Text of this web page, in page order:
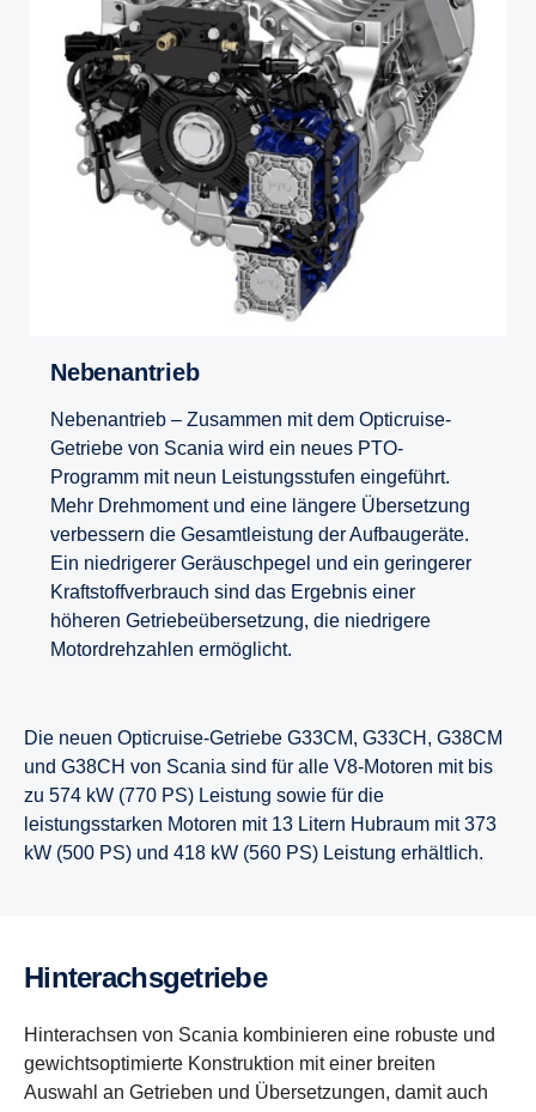
Nebenantrieb
Nebenantrieb – Zusammen mit dem Opticruise-
Getriebe von Scania wird ein neues PTO-
Programm mit neun Leistungsstufen eingeführt.
Mehr Drehmoment und eine längere Übersetzung
verbessern die Gesamtleistung der Aufbaugeräte.
Ein niedrigerer Geräuschpegel und ein geringerer
Kraftstoffverbrauch sind das Ergebnis einer
höheren Getriebeübersetzung, die niedrigere
Motordrehzahlen ermöglicht.
Die neuen Opticruise-Getriebe G33CM, G33CH, G38CM
und G38CH von Scania sind für alle V8-Motoren mit bis
zu 574 kW (770 PS) Leistung sowie für die
leistungsstarken Motoren mit 13 Litern Hubraum mit 373
kW (500 PS) und 418 kW (560 PS) Leistung erhältlich.
Hinter­achs­ge­triebe
Hinterachsen von Scania kombinieren eine robuste und
gewichtsoptimierte Konstruktion mit einer breiten
Auswahl an Getrieben und Übersetzungen, damit auch